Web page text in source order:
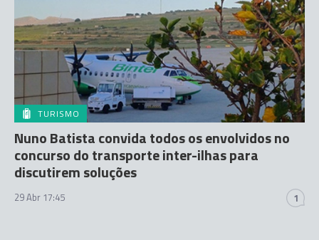
TURISMO
Nuno Batista convida todos os envolvidos no
concurso do transporte inter-ilhas para
discutirem soluções
29 Abr 17:45 1